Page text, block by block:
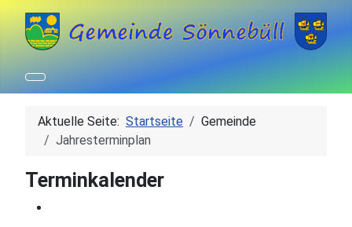
Aktuelle Seite: Startseite
Gemeinde
Jahresterminplan
Terminkalender